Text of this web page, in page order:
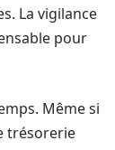
La vigilance
pour
Même si
trésorerie